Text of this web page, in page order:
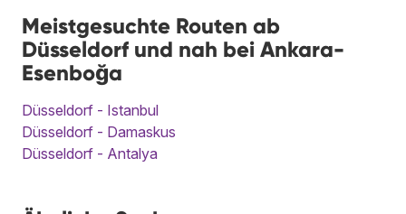
Meistgesuchte Routen ab
Düsseldorf und nah bei Ankara-
Esenboğa
Düsseldorf - Istanbul
Düsseldorf - Damaskus
Düsseldorf - Antalya